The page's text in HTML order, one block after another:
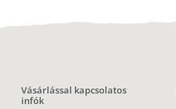
Vásárlással kapcsolatos
infók